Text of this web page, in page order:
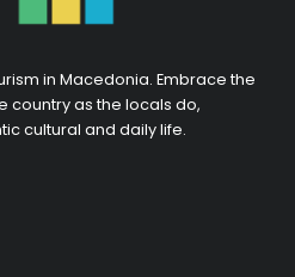
in Macedonia. Embrace the
country as the locals do,
cultural and daily life.